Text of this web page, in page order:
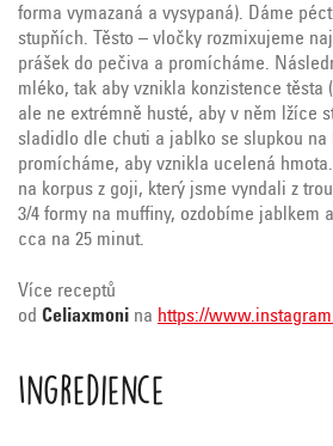
forma vymazaná a vysypaná). Dáme
stupňích. Těsto – vločky rozmixujeme
prášek do pečiva a promícháme.
mléko, tak aby vznikla konzistence těsta
ale ne extrémně husté, aby v něm lžíce
sladidlo dle chuti a jablko se slupkou na
promícháme, aby vznikla ucelená
na korpus z goji, který jsme vyndali z
3/4 formy na muffiny, ozdobíme jablkem
cca na 25 minut.
Více receptů
od Celiaxmoni na https://
Ingredience